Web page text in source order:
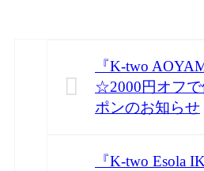
『K-two
☆2000円オフ
ポンのお知らせ
『K-two Esola